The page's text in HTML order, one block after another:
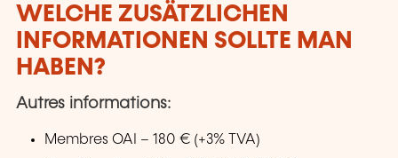
WELCHE ZUSÄTZLICHEN
INFORMATIONEN SOLLTE MAN
HABEN?
Autres informations:
Membres OAI – 180 € (+3% TVA)